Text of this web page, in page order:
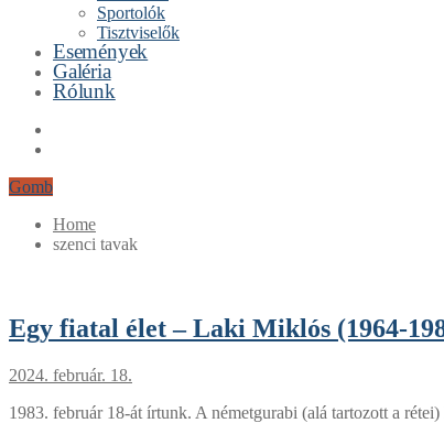
Sportolók
Tisztviselők
Események
Galéria
Rólunk
Gomb
Home
szenci tavak
Egy fiatal élet – Laki Miklós (1964-
2024. február. 18.
1983. február 18-át írtunk. A németgurabi (alá tartozott a